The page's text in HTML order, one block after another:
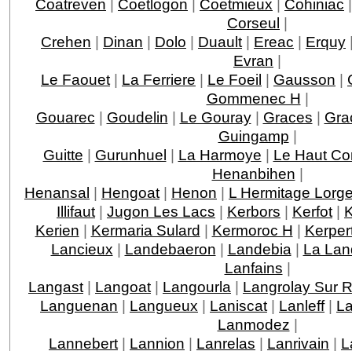
Coatreven | Coetlogon | Coetmieux | Cohiniac
Corseul |
Crehen | Dinan | Dolo | Duault | Ereac | Erquy
Evran |
Le Faouet | La Ferriere | Le Foeil | Gausson |
Gommenec H |
Gouarec | Goudelin | Le Gouray| Graces |
Guingamp |
Guitte | Gurunhuel | La Harmoye | Le Haut
Henanbihen |
Henansal | Hengoat | Henon | L Hermitage
Illifaut | Jugon Les Lacs | Kerbors | Kerfot |
Kerien | Kermaria Sulard | Kermoroc H |
Lancieux | Landebaeron | Landebia | La
Lanfains |
Langast | Langoat | Langourla | Langrolay Sur
Languenan | Langueux | Laniscat | Lanleff|
Lanmodez |
Lannebert | Lannion | Lanrelas | Lanrivain |